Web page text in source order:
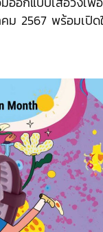
ม 2567 พร้อมเปิ